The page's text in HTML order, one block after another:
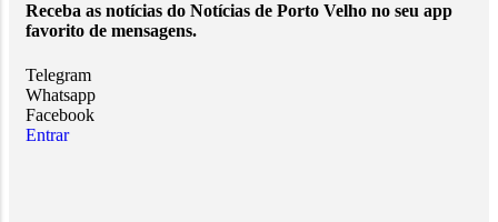
Receba as notícias do Notícias de Porto Velho no seu app
favorito de mensagens.
Telegram
Whatsapp
Facebook
Entrar